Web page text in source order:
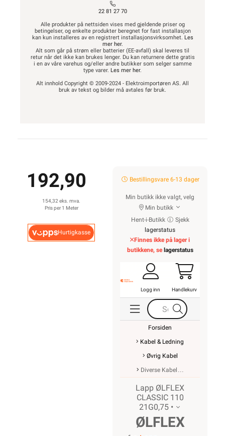
22 81 27 70
Alle produkter på nettsiden vises med gjeldende priser og
betingelser, og enkelte produkter beregnet for fast installasjon
kan kun installeres av en registrert installasjonsvirksomhet. Les
mer her.
Alt som går på strøm eller batterier (EE-avfall) skal leveres til
retur når det ikke kan brukes lenger. Du kan returnere dette gratis
i en av våre varehus og/eller andre butikker som selger samme
type varer. Les mer her.
Alt innhold Copyright © 2009-2024 - Elektroimportøren AS. All
bruk av tekst og bilder må avtales før bruk.
192,90
154,32 eks. mva.
Pris per 1 Meter
Hurtigkasse
Bestillingsvare 6-13 dager
Min butikk ikke valgt, velg
Min butikk
Hent-i-Butikk
Sjekk
lagerstatus
Finnes ikke på lager i
butikkene, se lagerstatus
Logg inn Handlekurv
Forsiden
Kabel & Ledning
Øvrig Kabel
Diverse Kabel
Lapp ØLFLEX
CLASSIC 110
21G0,75 •
ØLFLEX